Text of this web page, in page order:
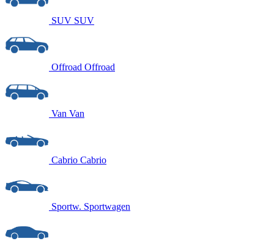
SUV SUV
Offroad Offroad
Van Van
Cabrio Cabrio
Sportw. Sportwagen